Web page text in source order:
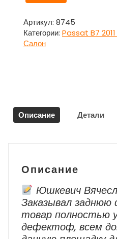
потолочный
задний
для
Passat
B7
Артикул: 8745
Категории: Passat B7 2011
Салон
Описание Детали
Описание
Юшкевич
Заказывал
товар полностью
дефектоф, всем